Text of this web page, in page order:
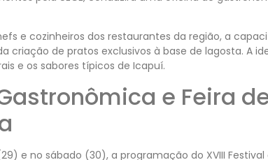
e cozinheiros dos restaurantes da região, a
criação de pratos exclusivos à base de lagosta. A
e os sabores típicos de Icapuí.
e Feira
e no sábado (30), a programação do XVIII Festival